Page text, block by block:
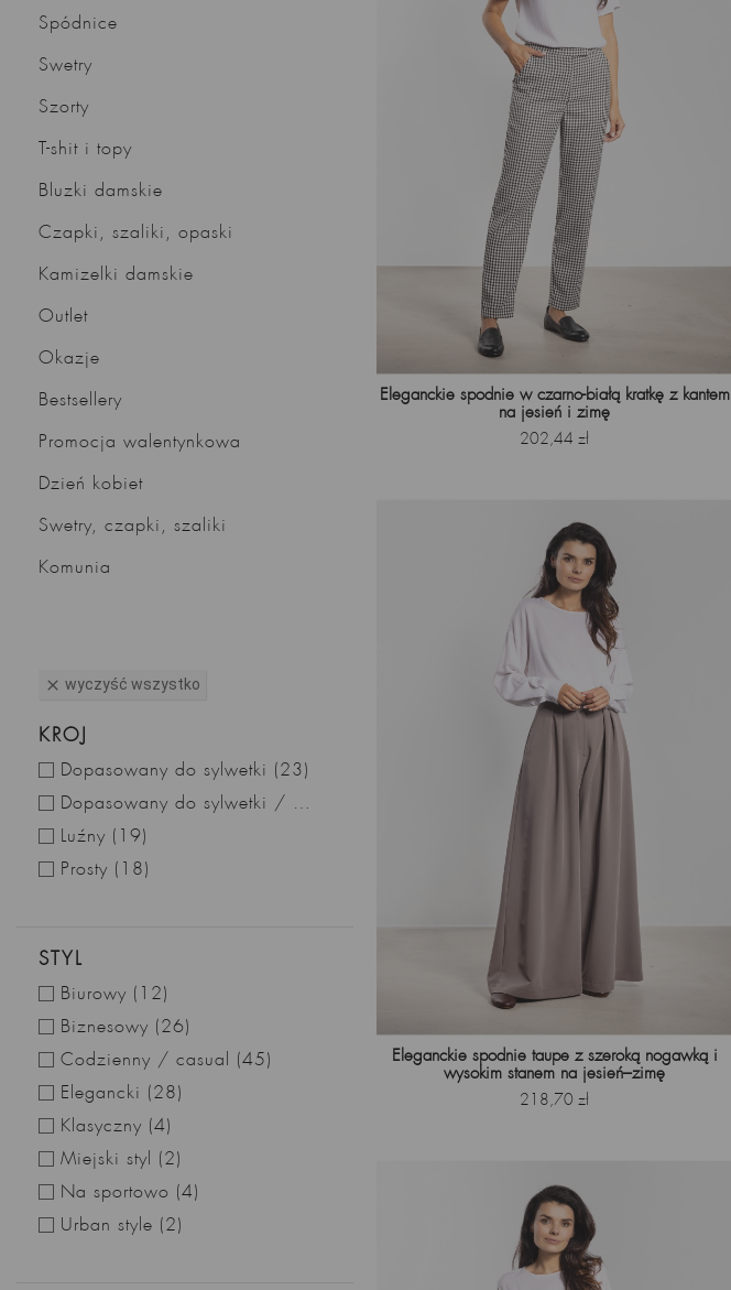
Spódnice
Swetry
Szorty
T-shit i topy
Bluzki damskie
Czapki, szaliki, opaski
Kamizelki damskie
Outlet
Okazje
Bestsellery
Promocja walentynkowa
Dzień kobiet
Swetry, czapki, szaliki
Komunia
 wyczyść wszystko
KRÓJ
Dopasowany do sylwetki (23)
Dopasowany do sylwetki / obcisły
Luźny (19)
Prosty (18)
STYL
Biurowy (12)
Biznesowy (26)
Codzienny / casual (45)
Elegancki (28)
Klasyczny (4)
Miejski styl (2)
Na sportowo (4)
Urban style (2)
Eleganckie spodnie w czarno-białą kratkę z kantem
na jesień i zimę
Cena
202,44 zł
Eleganckie spodnie taupe z szeroką nogawką i
wysokim stanem na jesień–zimę
Cena
218,70 zł